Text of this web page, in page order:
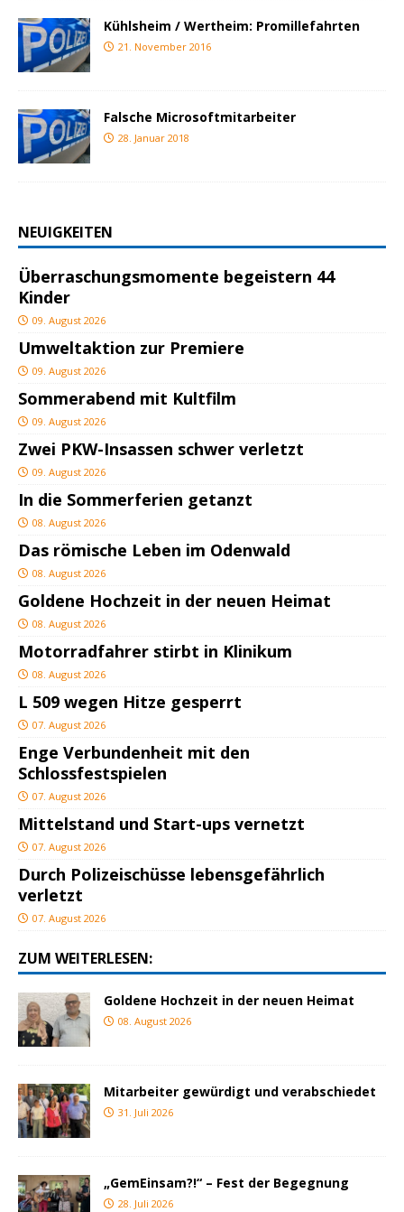
Kühlsheim / Wertheim: Promillefahrten
21. November 2016
Falsche Microsoftmitarbeiter
28. Januar 2018
NEUIGKEITEN
Überraschungsmomente begeistern 44
Kinder
09. August 2026
Umweltaktion zur Premiere
09. August 2026
Sommerabend mit Kultfilm
09. August 2026
Zwei PKW-Insassen schwer verletzt
09. August 2026
In die Sommerferien getanzt
08. August 2026
Das römische Leben im Odenwald
08. August 2026
Goldene Hochzeit in der neuen Heimat
08. August 2026
Motorradfahrer stirbt in Klinikum
08. August 2026
L 509 wegen Hitze gesperrt
07. August 2026
Enge Verbundenheit mit den
Schlossfestspielen
07. August 2026
Mittelstand und Start-ups vernetzt
07. August 2026
Durch Polizeischüsse lebensgefährlich
verletzt
07. August 2026
ZUM WEITERLESEN:
Goldene Hochzeit in der neuen Heimat
08. August 2026
Mitarbeiter gewürdigt und verabschiedet
31. Juli 2026
„GemEinsam?!“ – Fest der Begegnung
28. Juli 2026